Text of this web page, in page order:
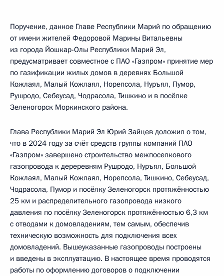
Поручение, данное Главе Республики Марий по обращению
от имени жителей Федоровой Марины Витальевны
из города Йошкар-Олы Республики Марий Эл,
предусматривает совместное с ПАО «Газпром» принятие мер
по газификации жилых домов в деревнях Большой
Кожлаял, Малый Кожлаял, Норепсола, Нуръял, Пумор,
Рушродо, Себеусад, Чодрасола, Тишкино и в посёлке
Зеленогорск Моркинского района.
Глава Республики Марий Эл Юрий Зайцев доложил о том,
что в 2024 году за счёт средств группы компаний ПАО
«Газпром» завершено строительство межпоселкового
газопровода к дереревням Рушродо, Нуръял, Большой
Кожлаял, Малый Кожлаял, Норепсола, Тишкино, Себеусад,
Чодрасола, Пумор и посёлку Зеленогорск протяжённостью
25 км и распределительного газопровода низкого
давления по посёлку Зеленогорск протяжённостью 6,3 км
с отводами к домовладениям, тем самым, обеспечив
техническую возможность для подключения всех
домовладений. Вышеуказанные газопроводы построены
и введены в эксплуатацию. В настоящее время проводятся
работы по оформлению договоров о подключении